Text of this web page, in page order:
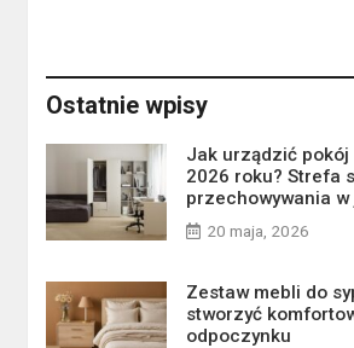
Ostatnie wpisy
Jak urządzić
2026 roku? Strefa
przechowywania
20 maja, 2026
Zestaw mebli do
stworzyć
odpoczynku